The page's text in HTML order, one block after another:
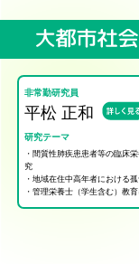
非常勤研究員
平松 正和
研究テーマ
・間質性肺疾患患者等の臨床
究
・地域在住中高年者における
・管理栄養士（学生含む）教